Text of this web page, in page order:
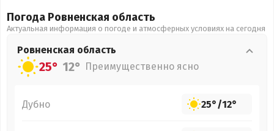
Погода Ровненская область
Актуальная информация о погоде и атмосферных условиях на сегодня
Ровненская область
25° 12° Преимущественно ясно
Дубно 25°/12°